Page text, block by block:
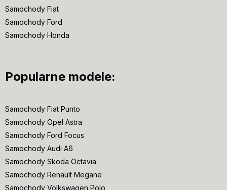
Samochody Fiat
Samochody Ford
Samochody Honda
Popularne modele:
Samochody Fiat Punto
Samochody Opel Astra
Samochody Ford Focus
Samochody Audi A6
Samochody Skoda Octavia
Samochody Renault Megane
Samochody Volkswagen Polo